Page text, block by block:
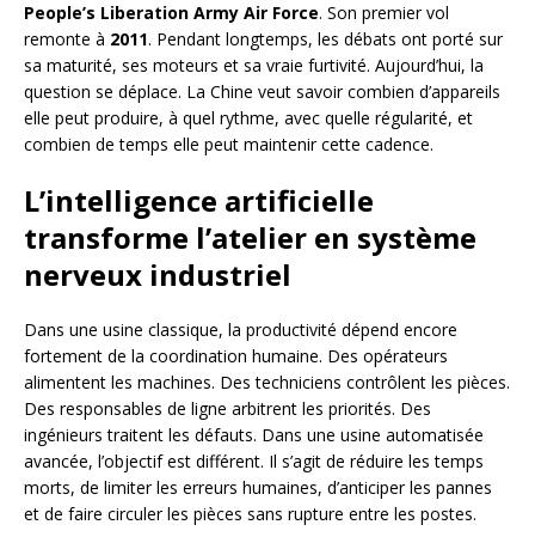
People’s Liberation Army Air Force. Son premier vol
remonte à 2011. Pendant longtemps, les débats ont porté sur
sa maturité, ses moteurs et sa vraie furtivité. Aujourd’hui, la
question se déplace. La Chine veut savoir combien d’appareils
elle peut produire, à quel rythme, avec quelle régularité, et
combien de temps elle peut maintenir cette cadence.
L’intelligence artificielle
transforme l’atelier en système
nerveux industriel
Dans une usine classique, la productivité dépend encore
fortement de la coordination humaine. Des opérateurs
alimentent les machines. Des techniciens contrôlent les pièces.
Des responsables de ligne arbitrent les priorités. Des
ingénieurs traitent les défauts. Dans une usine automatisée
avancée, l’objectif est différent. Il s’agit de réduire les temps
morts, de limiter les erreurs humaines, d’anticiper les pannes
et de faire circuler les pièces sans rupture entre les postes.